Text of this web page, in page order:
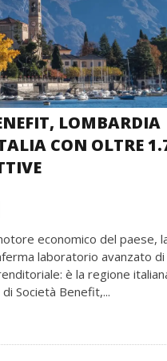
LOMBARDIA
CON OLTRE
economico del paese,
laboratorio avanzato di
è la regione
Società Benefit,...